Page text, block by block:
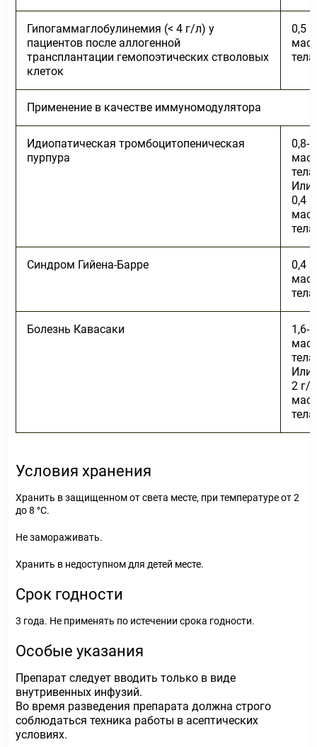
Гипогаммаглобулинемия (< 4 г/л) у
пациентов после аллогенной
трансплантации гемопоэтических стволовых
клеток
0,5
тела
Применение в качестве иммуномодулятора
Идиопатическая тромбоцитопеническая
пурпура
0,8-
тела
Или:
0,4
тела
Синдром Гийена-Барре
0,4
тела
Болезнь Кавасаки
1,6-
тела
Или:
2 г/
тела
Условия хранения
Хранить в защищенном от света месте, при температуре от 2
до 8 °С.
Не замораживать.
Хранить в недоступном для детей месте.
Срок годности
3 года. Не применять по истечении срока годности.
Особые указания
Препарат следует вводить только в виде
внутривенных инфузий.
Во время разведения препарата должна строго
соблюдаться техника работы в асептических
условиях.